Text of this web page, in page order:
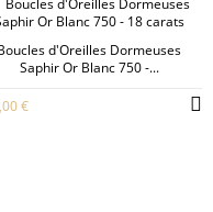
d'Oreilles Dormeuses
Saphir Or Blanc 750 -...
€